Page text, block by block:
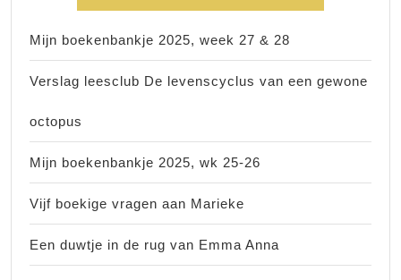
Mijn boekenbankje 2025, week 27 & 28
Verslag leesclub De levenscyclus van een gewone
octopus
Mijn boekenbankje 2025, wk 25-26
Vijf boekige vragen aan Marieke
Een duwtje in de rug van Emma Anna